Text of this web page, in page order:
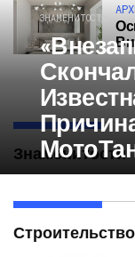
Знаменитости
ЗНАМЕНИТОСТИ